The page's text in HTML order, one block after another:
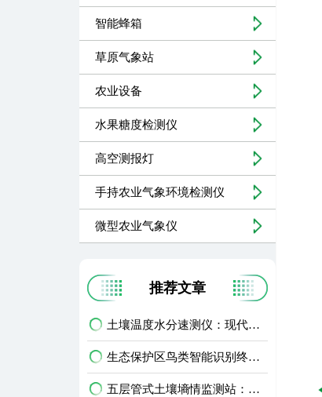
智能蜂箱
草原气象站
农业设备
水果糖度检测仪
高空测报灯
手持农业气象环境检测仪
微型农业气象仪
推荐文章
土壤温度水分速测仪：现代农业田间精细化管护智能利器
生态保护区鸟类智能识别终端：生物多样性保护智能监测设备
五层管式土壤墒情监测站：深耕土层监测，看透土壤水情